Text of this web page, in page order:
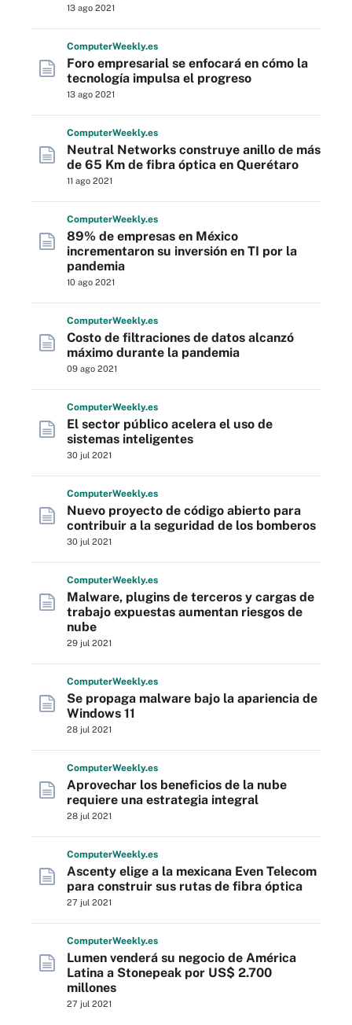
13 ago 2021
ComputerWeekly.es
Foro empresarial se enfocará en cómo la
tecnología impulsa el progreso
13 ago 2021
ComputerWeekly.es
Neutral Networks construye anillo de más
de 65 Km de fibra óptica en Querétaro
11 ago 2021
ComputerWeekly.es
89% de empresas en México
incrementaron su inversión en TI por la
pandemia
10 ago 2021
ComputerWeekly.es
Costo de filtraciones de datos alcanzó
máximo durante la pandemia
09 ago 2021
ComputerWeekly.es
El sector público acelera el uso de
sistemas inteligentes
30 jul 2021
ComputerWeekly.es
Nuevo proyecto de código abierto para
contribuir a la seguridad de los bomberos
30 jul 2021
ComputerWeekly.es
Malware, plugins de terceros y cargas de
trabajo expuestas aumentan riesgos de
nube
29 jul 2021
ComputerWeekly.es
Se propaga malware bajo la apariencia de
Windows 11
28 jul 2021
ComputerWeekly.es
Aprovechar los beneficios de la nube
requiere una estrategia integral
28 jul 2021
ComputerWeekly.es
Ascenty elige a la mexicana Even Telecom
para construir sus rutas de fibra óptica
27 jul 2021
ComputerWeekly.es
Lumen venderá su negocio de América
Latina a Stonepeak por US$ 2.700
millones
27 jul 2021